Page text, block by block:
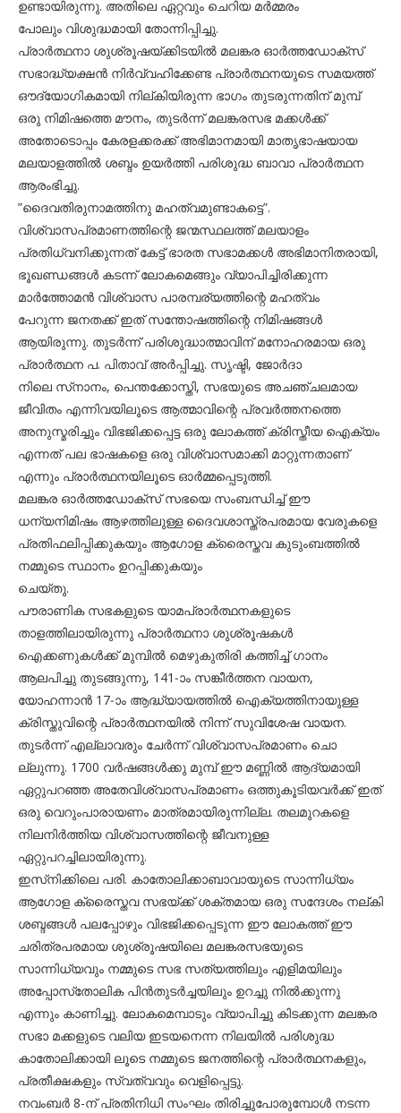
ഉണ്ടായിരുന്നു. അതിലെ ഏറ്റവും ചെറിയ മര്‍മ്മരം
പോലും വിശുദ്ധമായി തോന്നിപ്പിച്ചു.
പ്രാര്‍ത്ഥനാ ശുശ്രൂഷയ്ക്കിടയില്‍ മലങ്കര ഓര്‍ത്തഡോക്‌സ്
സഭാദ്ധ്യക്ഷന്‍ നിര്‍വ്വഹിക്കേണ്ട പ്രാര്‍ത്ഥനയുടെ സമയത്ത്
ഔദ്യോഗികമായി നില്കിയിരുന്ന ഭാഗം തുടരുന്നതിന് മുമ്പ്
ഒരു നിമിഷത്തെ മൗനം, തുടര്‍ന്ന് മലങ്കരസഭ മക്കള്‍ക്ക്
അതോടൊപ്പം കേരളക്കരക്ക് അഭിമാനമായി മാതൃഭാഷയായ
മലയാളത്തില്‍ ശബ്ദം ഉയര്‍ത്തി പരിശുദ്ധ ബാവാ പ്രാര്‍ത്ഥന
ആരംഭിച്ചു.
”ദൈവതിരുനാമത്തിനു മഹത്വമുണ്ടാകട്ടെ”.
വിശ്വാസപ്രമാണത്തിന്റെ ജന്മസ്ഥലത്ത് മലയാളം
പ്രതിധ്വനിക്കുന്നത് കേട്ട് ഭാരത സഭാമക്കള്‍ അഭിമാനിതരായി,
ഭൂഖണ്ഡങ്ങള്‍ കടന്ന് ലോകമെങ്ങും വ്യാപിച്ചിരിക്കുന്ന
മാര്‍ത്തോമന്‍ വിശ്വാസ പാരമ്പര്യത്തിന്റെ മഹത്വം
പേറുന്ന ജനതക്ക് ഇത് സന്തോഷത്തിന്റെ നിമിഷങ്ങള്‍
ആയിരുന്നു. തുടര്‍ന്ന് പരിശുദ്ധാത്മാവിന് മനോഹരമായ ഒരു
പ്രാര്‍ത്ഥന പ. പിതാവ് അര്‍പ്പിച്ചു. സൃഷ്ടി, ജോര്‍ദാ
നിലെ സ്‌നാനം, പെന്തക്കോസ്തി, സഭയുടെ അചഞ്ചലമായ
ജീവിതം എന്നിവയിലൂടെ ആത്മാവിന്റെ പ്രവര്‍ത്തനത്തെ
അനുസ്മരിച്ചും വിഭജിക്കപ്പെട്ട ഒരു ലോകത്ത് ക്രിസ്തീയ ഐക്യം
എന്നത് പല ഭാഷകളെ ഒരു വിശ്വാസമാക്കി മാറ്റുന്നതാണ്
എന്നും പ്രാര്‍ത്ഥനയിലൂടെ ഓര്‍മ്മപ്പെടുത്തി.
മലങ്കര ഓര്‍ത്തഡോക്‌സ് സഭയെ സംബന്ധിച്ച് ഈ
ധന്യനിമിഷം ആഴത്തിലുള്ള ദൈവശാസ്ത്രപരമായ വേരുകളെ
പ്രതിഫലിപ്പിക്കുകയും ആഗോള ക്രൈസ്തവ കുടുംബത്തില്‍
നമ്മുടെ സ്ഥാനം ഉറപ്പിക്കുകയും
ചെയ്തു.
പൗരാണിക സഭകളുടെ യാമപ്രാര്‍ത്ഥനകളുടെ
താളത്തിലായിരുന്നു പ്രാര്‍ത്ഥനാ ശുശ്രൂഷകള്‍
ഐക്കണുകള്‍ക്ക് മുമ്പില്‍ മെഴുകുതിരി കത്തിച്ച് ഗാനം
ആലപിച്ചു തുടങ്ങുന്നു, 141-ാം സങ്കീര്‍ത്തന വായന,
യോഹന്നാന്‍ 17-ാം ആദ്ധ്യായത്തില്‍ ഐക്യത്തിനായുള്ള
ക്രിസ്തുവിന്റെ പ്രാര്‍ത്ഥനയില്‍ നിന്ന് സുവിശേഷ വായന.
തുടര്‍ന്ന് എല്ലാവരും ചേര്‍ന്ന് വിശ്വാസപ്രമാണം ചൊ
ല്ലുന്നു. 1700 വര്‍ഷങ്ങള്‍ക്കു മുമ്പ് ഈ മണ്ണില്‍ ആദ്യമായി
ഏറ്റുപറഞ്ഞ അതേവിശ്വാസപ്രമാണം ഒത്തുകൂടിയവര്‍ക്ക് ഇത്
ഒരു വെറുംപാരായണം മാത്രമായിരുന്നില്ല. തലമുറകളെ
നിലനിര്‍ത്തിയ വിശ്വാസത്തിന്റെ ജീവനുള്ള
ഏറ്റുപറച്ചിലായിരുന്നു.
ഇസ്‌നിക്കിലെ പരി. കാതോലിക്കാബാവായുടെ സാന്നിധ്യം
ആഗോള ക്രൈസ്തവ സഭയ്ക്ക് ശക്തമായ ഒരു സന്ദേശം നല്കി
ശബ്ദങ്ങള്‍ പലപ്പോഴും വിഭജിക്കപ്പെടുന്ന ഈ ലോകത്ത് ഈ
ചരിത്രപരമായ ശുശ്രൂഷയിലെ മലങ്കരസഭയുടെ
സാന്നിധ്യവും നമ്മുടെ സഭ സത്യത്തിലും എളിമയിലും
അപ്പോസ്‌തോലിക പിന്‍തുടര്‍ച്ചയിലും ഉറച്ചു നില്‍ക്കുന്നു
എന്നും കാണിച്ചു. ലോകമെമ്പാടും വ്യാപിച്ചു കിടക്കുന്ന മലങ്കര
സഭാ മക്കളുടെ വലിയ ഇടയനെന്ന നിലയില്‍ പരിശുദ്ധ
കാതോലിക്കായി ലൂടെ നമ്മുടെ ജനത്തിന്റെ പ്രാര്‍ത്ഥനകളും,
പ്രതീക്ഷകളും സ്വത്വവും വെളിപ്പെട്ടു.
നവംബര്‍ 8-ന് പ്രതിനിധി സംഘം തിരിച്ചുപോരുമ്പോള്‍ നടന്ന